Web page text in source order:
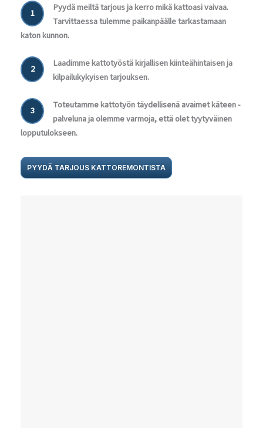
1
Pyydä meiltä tarjous ja kerro mikä kattoasi vaivaa.
Tarvittaessa tulemme paikanpäälle tarkastamaan
katon kunnon.
2
Laadimme kattotyöstä kirjallisen kiinteähintaisen ja
kilpailukykyisen tarjouksen.
3
Toteutamme kattotyön täydellisenä avaimet käteen -
palveluna ja olemme varmoja, että olet tyytyväinen
lopputulokseen.
PYYDÄ TARJOUS KATTOREMONTISTA